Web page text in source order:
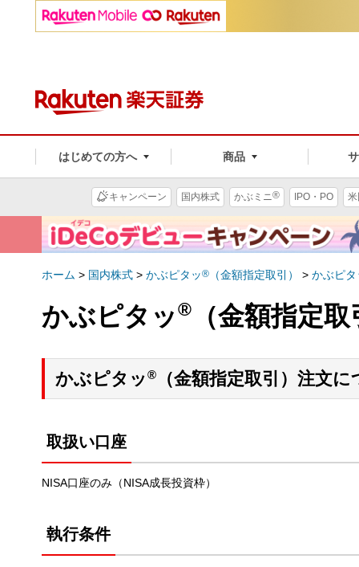
はじめての方へ 商品
キャンペーン 国内株式 かぶミニ® IPO・PO
ホーム > 国内株式 > かぶピタッ® （金額指定取引） > かぶピタ
かぶピタッ ® （金額指定
かぶピタッ® （金額指定取引）注文
取扱い口座
NISA口座のみ（NISA成長投資枠）
執行条件